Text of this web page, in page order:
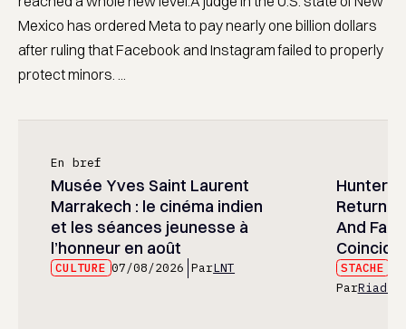
Mexico has ordered Meta to pay nearly one billion dollars
after ruling that Facebook and Instagram failed to properly
protect minors. ...
En bref
Musée Yves Saint Laurent
Marrakech : le cinéma indien
et les séances jeunesse à
l’honneur en août
CULTURE 07/08/2026 ParLNT
Hunter
And
STACHE
ParRiad